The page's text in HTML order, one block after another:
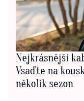
Nejkrásnější
Vsaďte na
několik sezon